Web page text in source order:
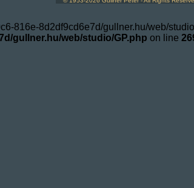
816e-8d2df9cd6e7d/gullner.hu/web/
gullner.hu/web/studio/GP.php on line